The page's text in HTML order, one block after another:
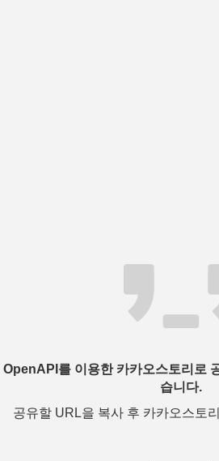
OpenAPI를 이용한 카카오스토리로
습니다.
공유할 URL을 복사 후 카카오스토